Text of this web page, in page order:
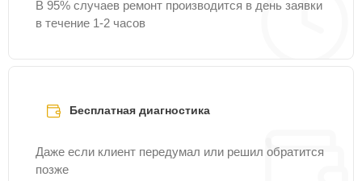
В 95% случаев ремонт производится в день заявки
в течение 1-2 часов
Бесплатная диагностика
Даже если клиент передумал или решил обратится
позже